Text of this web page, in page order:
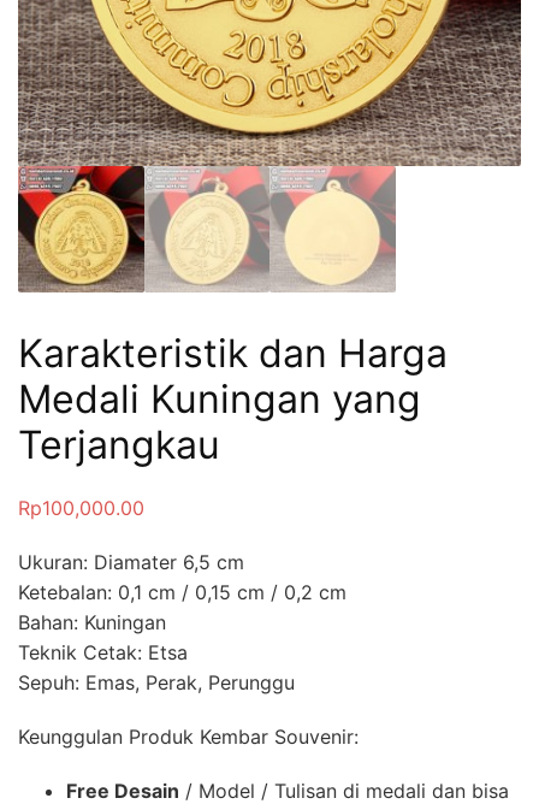
Karakteristik dan Harga
Medali Kuningan yang
Terjangkau
Rp100,000.00
Ukuran: Diamater 6,5 cm
Ketebalan: 0,1 cm / 0,15 cm / 0,2 cm
Bahan: Kuningan
Teknik Cetak: Etsa
Sepuh: Emas, Perak, Perunggu
Keunggulan Produk Kembar Souvenir:
Free Desain / Model / Tulisan di medali dan bisa